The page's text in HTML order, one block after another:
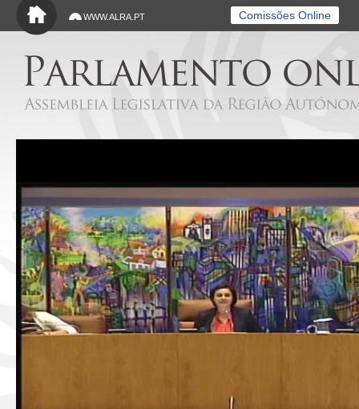
Saltar para o conteúdo principal
WWW.ALRA.PT Comissões Online